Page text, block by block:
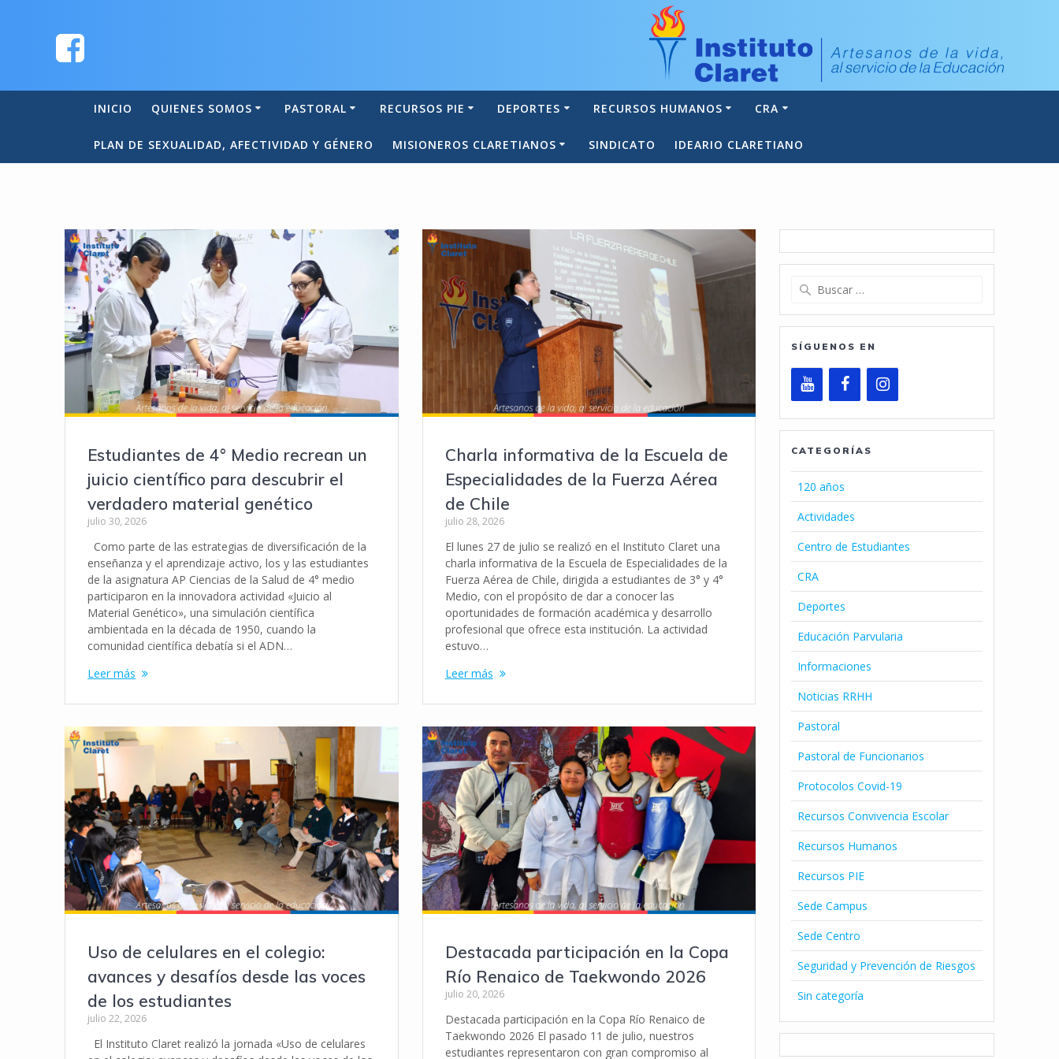
INICIO QUIENES SOMOS PASTORAL RECURSOS PIE DEPORTES RECURSOS HUMANOS CRA
PLAN DE SEXUALIDAD, AFECTIVIDAD Y GÉNERO MISIONEROS CLARETIANOS SINDICATO IDEARIO CLARETIANO
Estudiantes de 4° Medio recrean un
juicio científico para descubrir el
verdadero material genético
julio 30, 2026
Como parte de las estrategias de diversificación de la
enseñanza y el aprendizaje activo, los y las estudiantes
de la asignatura AP Ciencias de la Salud de 4° medio
participaron en la innovadora actividad «Juicio al
Material Genético», una simulación científica
ambientada en la década de 1950, cuando la
comunidad científica debatía si el ADN…
Leer más
Charla informativa de la Escuela de
Especialidades de la Fuerza Aérea
de Chile
julio 28, 2026
El lunes 27 de julio se realizó en el Instituto Claret una
charla informativa de la Escuela de Especialidades de la
Fuerza Aérea de Chile, dirigida a estudiantes de 3° y 4°
Medio, con el propósito de dar a conocer las
oportunidades de formación académica y desarrollo
profesional que ofrece esta institución. La actividad
estuvo…
Leer más
Uso de celulares en el colegio:
avances y desafíos desde las voces
de los estudiantes
julio 22, 2026
El Instituto Claret realizó la jornada «Uso de celulares
Destacada participación en la Copa
Río Renaico de Taekwondo 2026
julio 20, 2026
Destacada participación en la Copa Río Renaico de
Taekwondo 2026 El pasado 11 de julio, nuestros
estudiantes representaron con gran compromiso al
Buscar:
SÍGUENOS EN
CATEGORÍAS
120 años
Actividades
Centro de Estudiantes
CRA
Deportes
Educación Parvularia
Informaciones
Noticias RRHH
Pastoral
Pastoral de Funcionarios
Protocolos Covid-19
Recursos Convivencia Escolar
Recursos Humanos
Recursos PIE
Sede Campus
Sede Centro
Seguridad y Prevención de Riesgos
Sin categoría